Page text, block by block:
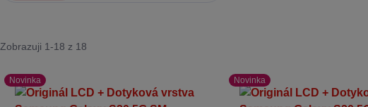
Zobrazuji 1-18 z 18
Novinka Novinka